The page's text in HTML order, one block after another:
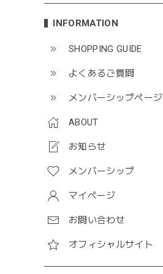
INFORMATION
SHOPPING GUIDE
よくあるご質問
メンバーシップページ
ABOUT
お知らせ
メンバーシップ
マイページ
お問い合わせ
オフィシャルサイト